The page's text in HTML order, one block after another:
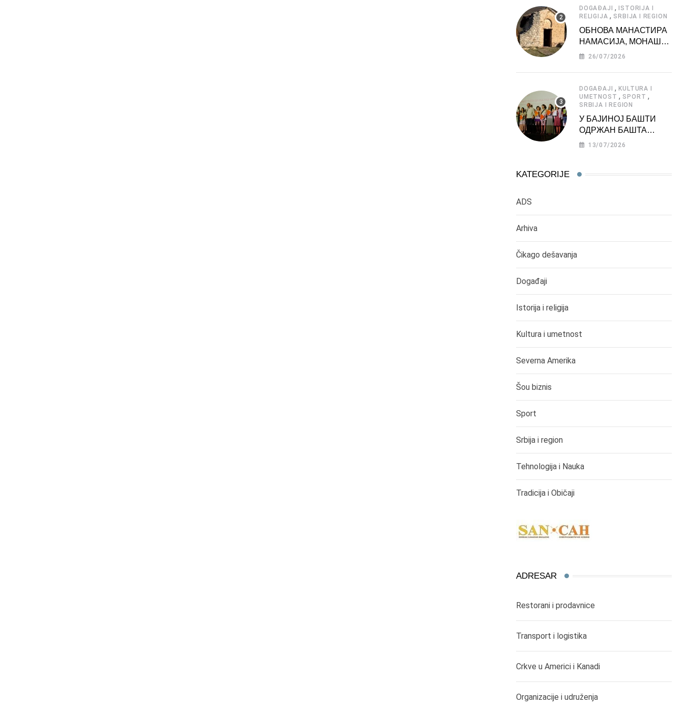
DOGAĐAJI , ISTORIJA I
RELIGIJA , SRBIJA I REGION
ОБНОВА МАНАСТИРА
НАМАСИЈА, МОНАШКЕ
ЗАДУЖБИНЕ
26/07/2026
DOGAĐAJI ,KULTURA I
UMETNOST , SPORT ,
SRBIJA I REGION
У БАЈИНОЈ БАШТИ
ОДРЖАН БАШТА
ФЕСТ 2026
13/07/2026
KATEGORIJE
ADS
Arhiva
Čikago dešavanja
Događaji
Istorija i religija
Kultura i umetnost
Severna Amerika
Šou biznis
Sport
Srbija i region
Tehnologija i Nauka
Tradicija i Običaji
ADRESAR
Restorani i prodavnice
Transport i logistika
Crkve u Americi i Kanadi
Organizacije i udruženja